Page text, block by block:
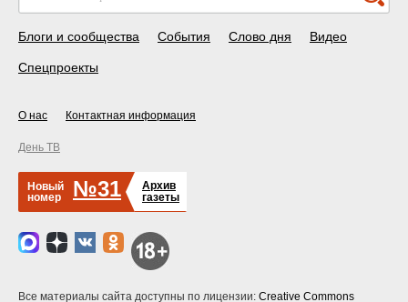
Блоги и сообщества События Слово дня Видео
Спецпроекты
О нас Контактная информация
День ТВ
Новый
номер
№31
Архив
газеты
Все материалы сайта доступны по лицензии: Creative Commons